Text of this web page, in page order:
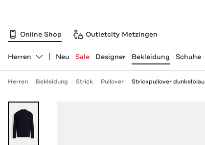
Online Shop Outletcity Metzingen
Abteilung ändern, ausgewählt:
Herren Neu Sale Designer Bekleidung Schuhe
Herren Bekleidung Strick Pullover Strickpullover dunkelblau